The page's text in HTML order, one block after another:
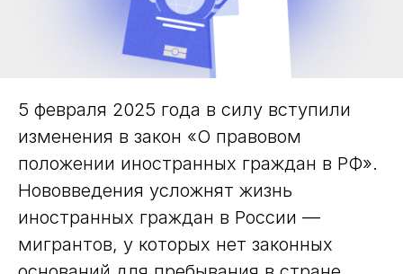
5 февраля 2025 года в силу вступили
изменения в закон «О правовом
положении иностранных граждан в РФ».
Нововведения усложнят жизнь
иностранных граждан в России —
мигрантов, у которых нет законных